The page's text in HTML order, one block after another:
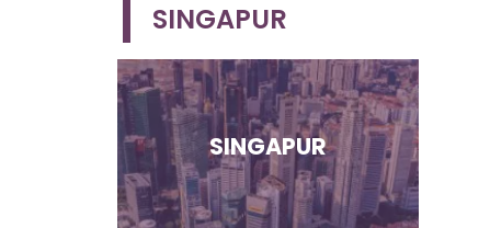
SINGAPUR
SINGAPUR